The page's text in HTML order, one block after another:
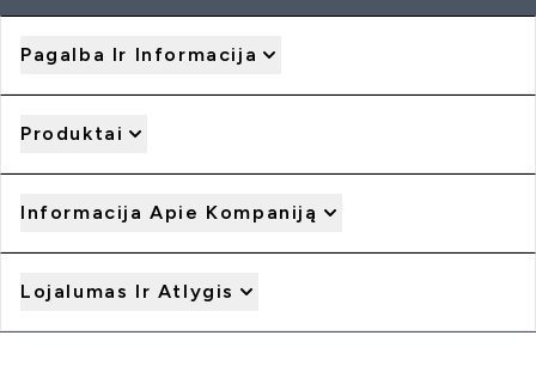
Pagalba Ir Informacija
Produktai
Informacija Apie Kompaniją
Lojalumas Ir Atlygis